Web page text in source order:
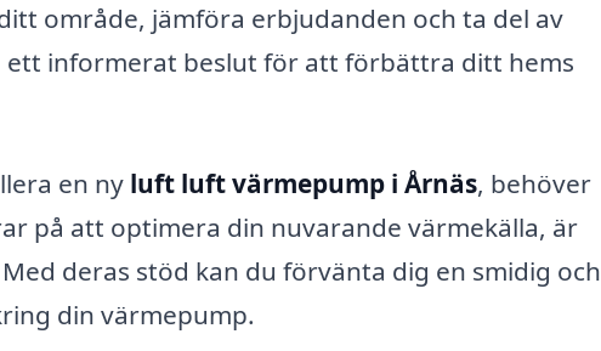
område, jämföra erbjudanden och ta del av
informerat beslut för att förbättra ditt hems
en ny luft luft värmepump i Årnäs, behöver
på att optimera din nuvarande värmekälla, är
deras stöd kan du förvänta dig en smidig och
din värmepump.